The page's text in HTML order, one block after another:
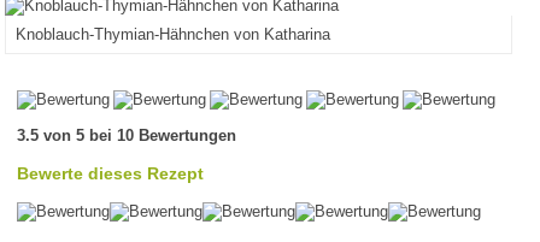
Knoblauch-Thymian-Hähnchen von Katharina
3.5 von 5 bei 10 Bewertungen
Bewerte dieses Rezept